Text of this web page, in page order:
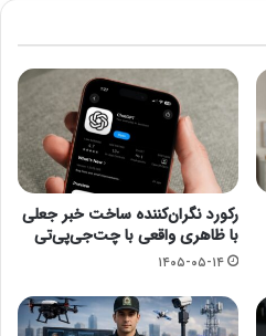
رکورد نگران‌کننده ساخت خبر جعلی
با ظاهری واقعی با چت‌جی‌پی‌تی
۱۴۰۵-۰۵-۱۴